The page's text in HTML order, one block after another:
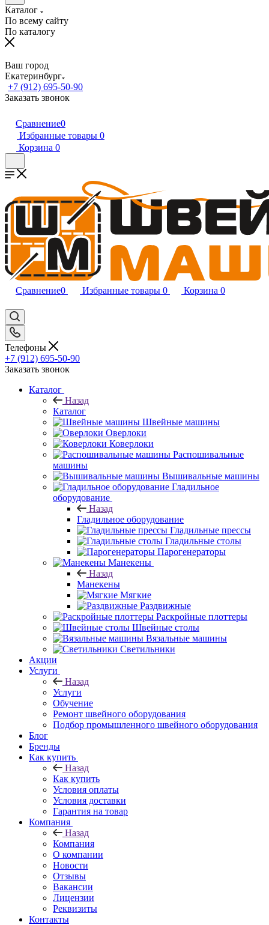
Каталог
По всему сайту
По каталогу
Ваш город
Екатеринбург
+7 (912) 695-50-90
Заказать звонок
Сравнение0
Избранные товары 0
Корзина 0
Сравнение0 Избранные товары 0 Корзина 0
Телефоны
+7 (912) 695-50-90
Заказать звонок
Каталог
Назад
Каталог
Швейные машины
Оверлоки
Коверлоки
Распошивальные
машины
Вышивальные машины
Гладильное
оборудование
Назад
Гладильное оборудование
Гладильные прессы
Гладильные столы
Парогенераторы
Манекены
Назад
Манекены
Мягкие
Раздвижные
Раскройные плоттеры
Швейные столы
Вязальные машины
Светильники
Акции
Услуги
Назад
Услуги
Обучение
Ремонт швейного оборудования
Подбор промышленного швейного оборудования
Блог
Бренды
Как купить
Назад
Как купить
Условия оплаты
Условия доставки
Гарантия на товар
Компания
Назад
Компания
О компании
Новости
Отзывы
Вакансии
Лицензии
Реквизиты
Контакты